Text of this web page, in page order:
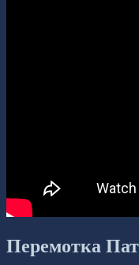
Перемотка